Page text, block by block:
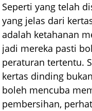
Seperti yang telah
yang jelas dari
adalah ketahanan
jadi mereka pasti
peraturan tertentu.
kertas dinding
boleh mencuba
pembersihan,